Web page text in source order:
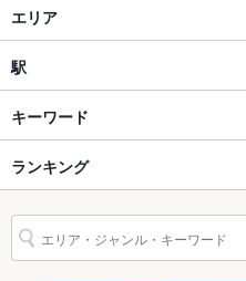
Wi-Fi
バリアフリ
ー
なし ：当店ではご用
駐車場
その他設備
その他
飲み放題
あり ：※未成年の方・
焼肉でん 新宮店
焼肉でん 草津店
焼肉でん 長浜店
焼肉でん 長岡京店
焼肉でん 水口店
焼肉でん 堺店
焼肉・ホルモン
焼肉
長浜市・彦根市 × 焼肉・ホルモン
長浜市・彦根市 × 焼肉
南彦根駅 × 焼肉・ホルモン
南彦根駅 × 焼肉
エリア
彦根
彦根 × 焼肉・ホルモン
彦根 × 焼肉
滋賀
滋賀 × 焼肉・ホルモン
駅
高宮駅
彦根口駅
南彦根駅
キーワード
からあげ
冷麺 ケーキ デザート チーズフ
ランキング
滋賀のグルメランキング
滋賀の焼肉・ホルモンランキング